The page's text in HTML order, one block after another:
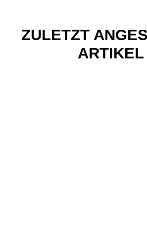
ZULETZT
ARTIKEL